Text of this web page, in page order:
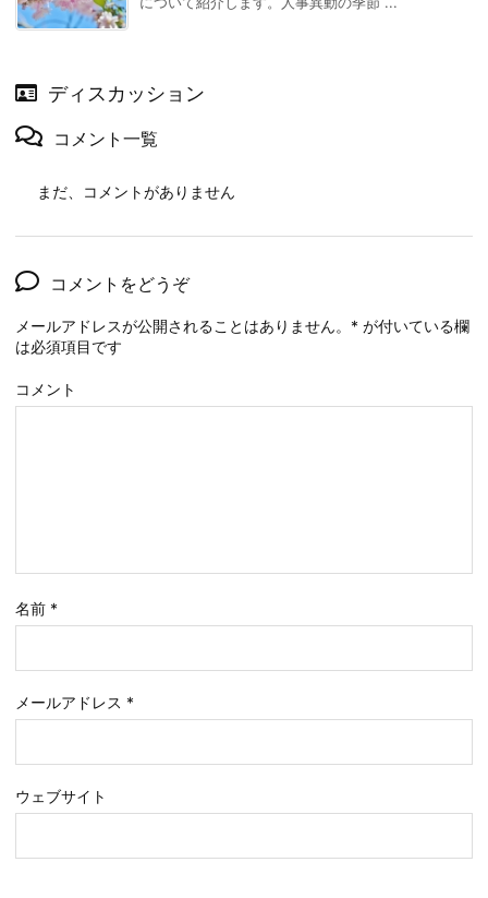
ディスカッション
コメント一覧
まだ、コメントがありません
コメントをどうぞ
メールアドレスが公開されることはありません。 * が付いている欄
は必須項目です
コメント
名前 *
メールアドレス *
ウェブサイト